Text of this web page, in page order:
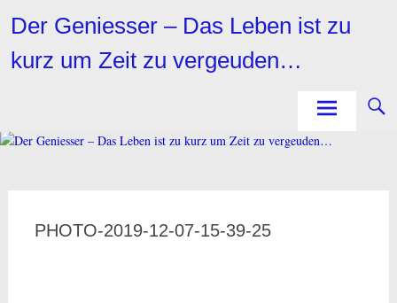
InhaltDer Geniesser – Das Leben ist zu
kurz um Zeit zu vergeuden…
PHOTO-2019-12-07-15-39-25